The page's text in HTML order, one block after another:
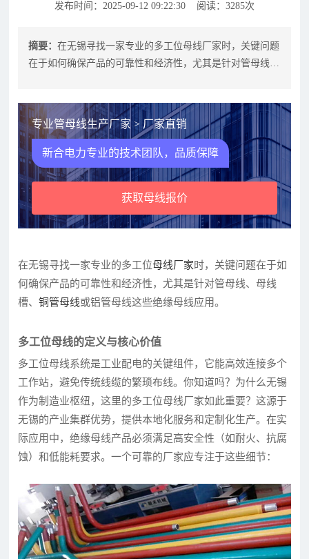
发布时间：2025-09-12 09:22:30 阅读：3285次
摘要：在无锡寻找一家专业的多工位母线厂家时，关键问题
在于如何确保产品的可靠性和经济性，尤其是针对管母线、
专业管母线生产厂家 > 厂家直销
新合电力专业的技术团队，品质保障
获取母线报价
在无锡寻找一家专业的多工位母线厂家时，关键问题在于如
何确保产品的可靠性和经济性，尤其是针对管母线、母线
槽、铜管母线或铝管母线这些绝缘母线应用。
多工位母线的定义与核心价值
多工位母线系统是工业配电的关键组件，它能高效连接多个
工作站，避免传统线缆的繁琐布线。你知道吗？为什么无锡
作为制造业枢纽，这里的多工位母线厂家如此重要？这源于
无锡的产业集群优势，提供本地化服务和定制化生产。在实
际应用中，绝缘母线产品必须满足高安全性（如耐火、抗腐
蚀）和低能耗要求。一个可靠的厂家应专注于这些细节：